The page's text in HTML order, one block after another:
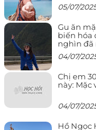
05/07/
Gu ăn
biến hóa
nghìn đã
04/07/
Chị em
này: Mặc
04/07/
Hồ Ngọc